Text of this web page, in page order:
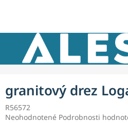
granitový drez
R56572
Priemerné
Neohodnotené Podrobnosti